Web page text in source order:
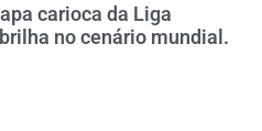
carioca da Liga
no cenário mundial.